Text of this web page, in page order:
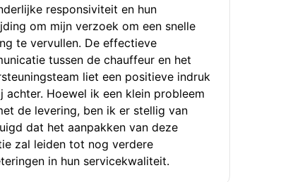
responsiviteit en hun
om mijn verzoek om een snelle
te vervullen. De effectieve
tussen de chauffeur en het
liet een positieve indruk
achter. Hoewel ik een klein probleem
de levering, ben ik er stellig van
dat het aanpakken van deze
zal leiden tot nog verdere
in hun servicekwaliteit.